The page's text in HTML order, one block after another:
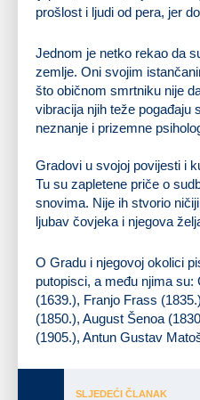
prošlost i ljudi od pera, jer
Jednom je netko rekao da
zemlje. Oni svojim
što običnom smrtniku nije
vibracija njih teže pogađaju
neznanje i prizemne
Gradovi u svojoj povijesti i
Tu su zapletene priče o
snovima. Nije ih stvorio
ljubav čovjeka i njegova
O Gradu i njegovoj okolici
putopisci, a među njima su:
(1639.), Franjo Frass
(1850.), August Šenoa
(1905.), Antun Gustav
SLJEDEĆI ČLANAK